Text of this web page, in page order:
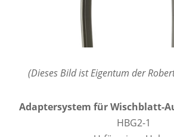
(Dieses Bild ist Eigentum der
Adaptersystem für Wischblatt-
HBG2-1